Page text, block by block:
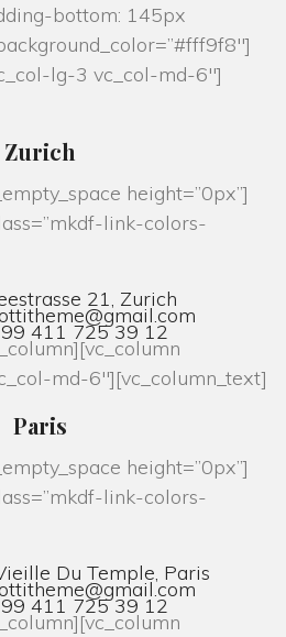
bottom: 145px
lg-3 vc_col-md-6″]
Zurich
height=”0px”]
link-colors-
21, Zurich
411 725 39 12
md-6″][vc_column_text]
Paris
height=”0px”]
link-colors-
Du Temple, Paris
411 725 39 12